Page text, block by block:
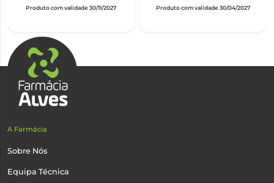
Produto com validade 30/11/2027 Produto com validade 30/04/2027
A Farmácia
Sobre Nós
Equipa Técnica